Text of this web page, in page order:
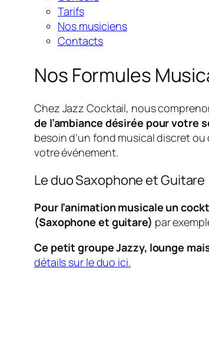
Tarifs
Nos musiciens
Contacts
Nos Formules
Chez Jazz Cocktail, nous
de l’ambiance désirée pour votre
besoin d’un fond musical discret
votre événement.
Le duo Saxophone et Guitare
Pour l’animation musicale un
(Saxophone et guitare) par
Ce petit groupe Jazzy, lounge
détails sur le duo ici.